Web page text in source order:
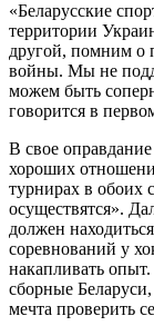
«Беларусские
территории
другой, помним о
войны. Мы не
можем быть
говорится в
В свое оправдание
хороших
турнирах в обоих
осуществятся».
должен
соревнований у
накапливать
сборные
мечта проверить